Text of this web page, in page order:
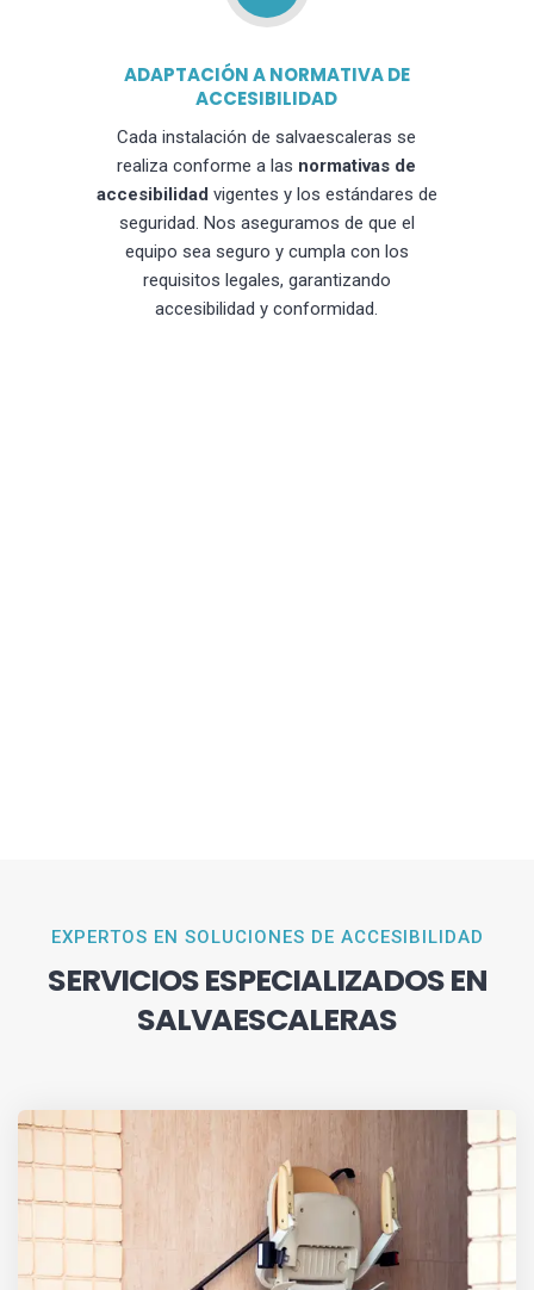
ADAPTACIÓN A NORMATIVA DE
ACCESIBILIDAD
Cada instalación de salvaescaleras se
realiza conforme a las normativas de
accesibilidad vigentes y los estándares de
seguridad. Nos aseguramos de que el
equipo sea seguro y cumpla con los
requisitos legales, garantizando
accesibilidad y conformidad.
EXPERTOS EN SOLUCIONES DE ACCESIBILIDAD
SERVICIOS ESPECIALIZADOS EN
SALVAESCALERAS